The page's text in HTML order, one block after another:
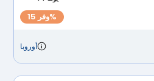
وفر 15%
أوروبا